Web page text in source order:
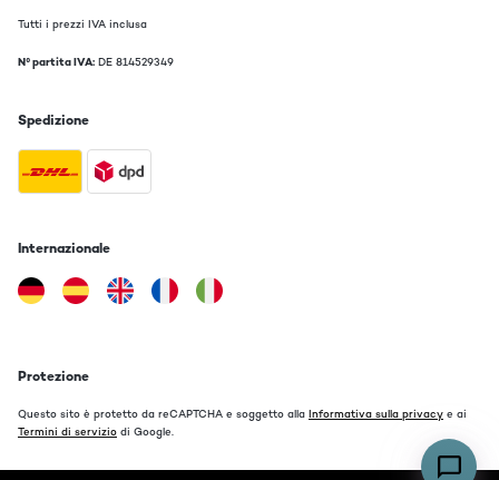
Tutti i prezzi IVA inclusa
N° partita IVA: DE 814529349
Spedizione
Internazionale
Protezione
Questo sito è protetto da reCAPTCHA e soggetto alla Informativa sulla privacy e ai
Termini di servizio di Google.